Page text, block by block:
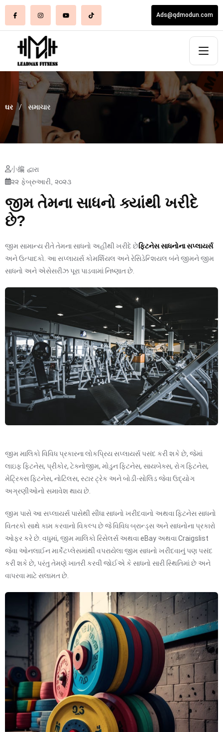
Ads@qdmodun.com
ઘર સમાચાર
小编 દ્વારા
૨૨ ફેબ્રુઆરી, ૨૦૨૩
જીમ તેમના સાધનો ક્યાંથી ખરીદે
છે?
જીમ સામાન્ય રીતે તેમના સાધનો અહીંથી ખરીદે છેફિટનેસ સાધનોના સપ્લાયર્સ
અને ઉત્પાદકો. આ સપ્લાયર્સ કોમર્શિયલ અને રેસિડેન્શિયલ બંને જીમને જીમ
સાધનો અને એસેસરીઝ પૂરા પાડવામાં નિષ્ણાત છે.
જીમ માલિકો વિવિધ પ્રકારના લોકપ્રિય સપ્લાયર્સ પસંદ કરી શકે છે, જેમાં
લાઇફ ફિટનેસ, પ્રીકોર, ટેક્નોજીમ, મોડુન ફિટનેસ, સાયબેક્સ, રોગ ફિટનેસ,
મેટ્રિક્સ ફિટનેસ, નોટિલસ, સ્ટાર ટ્રેક અને બોડી-સોલિડ જેવા ઉદ્યોગ
અગ્રણીઓનો સમાવેશ થાય છે.
જીમ પાસે આ સપ્લાયર્સ પાસેથી સીધા સાધનો ખરીદવાનો અથવા ફિટનેસ સાધનો
વિતરકો સાથે કામ કરવાનો વિકલ્પ છે જે વિવિધ બ્રાન્ડ્સ અને સાધનોના પ્રકારો
ઓફર કરે છે. વધુમાં, જીમ માલિકો રિસેલર્સ અથવા eBay અથવા Craigslist
જેવા ઓનલાઈન માર્કેટપ્લેસમાંથી વપરાયેલા જીમ સાધનો ખરીદવાનું પણ પસંદ
કરી શકે છે, પરંતુ તેમણે ખાતરી કરવી જોઈએ કે સાધનો સારી સ્થિતિમાં છે અને
વાપરવા માટે સલામત છે.